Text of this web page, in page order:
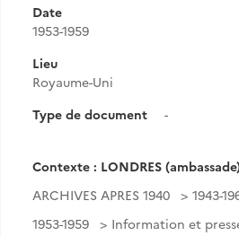
Date
1953-1959
Lieu
Royaume-Uni
Type de document
-
Contexte : LONDRES
ARCHIVES APRES 1940
1943-
1953-1959
Information et